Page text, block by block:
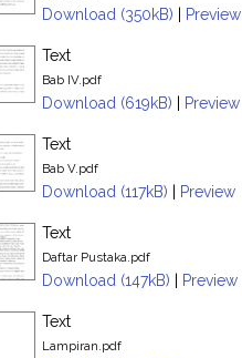
Download (350kB) | Preview
Text
Bab IV.pdf
Download (619kB) | Preview
Text
Bab V.pdf
Download (117kB) | Preview
Text
Daftar Pustaka.pdf
Download (147kB) | Preview
Text
Lampiran.pdf